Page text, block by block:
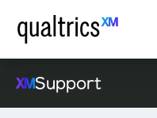
Support